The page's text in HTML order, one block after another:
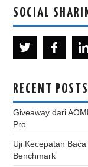
SOCIAL
RECENT POSTS
Giveaway dari
Pro
Uji Kecepatan
Benchmark